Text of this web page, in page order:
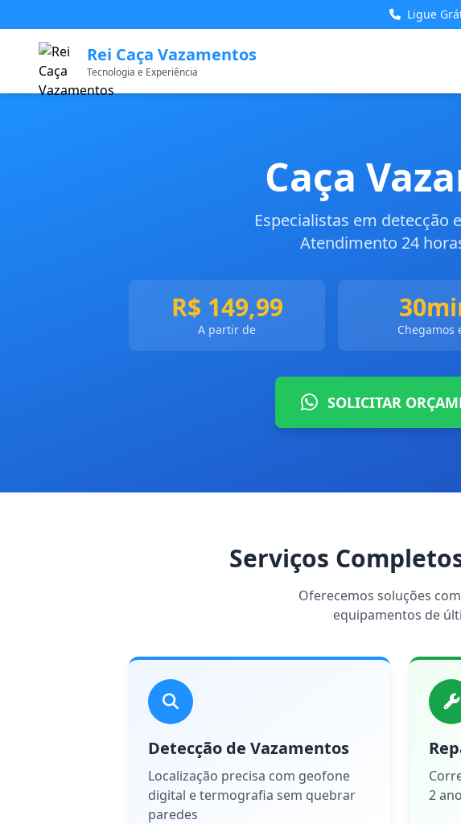
Ligue
Rei Caça Vazamentos
Tecnologia e Experiência
Caça
Especialistas em detecção
Atendimento 24
R$ 149,99
A partir de Chegamos
SOLICITAR
Serviços
Oferecemos soluções
equipamentos de
Detecção de Vazamentos
Localização precisa com geofone
digital e termografia sem quebrar
paredes
2